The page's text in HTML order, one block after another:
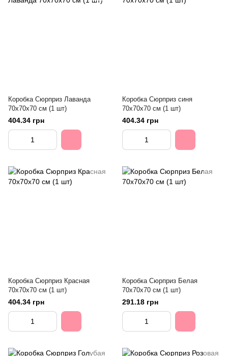
Коробка Сюрприз Лаванда
70х70х70 см (1 шт)
404.34 грн
Коробка Сюрприз синя
70х70х70 см (1 шт)
404.34 грн
Коробка Сюрприз Красная
70х70х70 см (1 шт)
404.34 грн
Коробка Сюрприз Белая
70х70х70 см (1 шт)
291.18 грн